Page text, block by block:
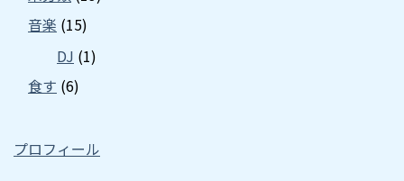
音楽 (15)
DJ (1)
食す (6)
プロフィール